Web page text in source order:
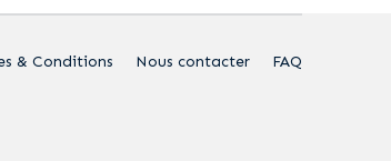
& Conditions Nous contacter FAQ